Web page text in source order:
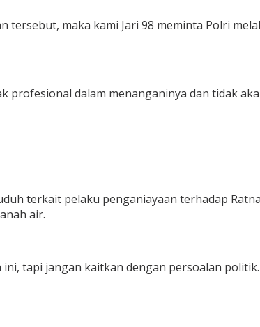
tersebut, maka kami Jari 98 meminta Polri
profesional dalam menanganinya dan tidak
terkait pelaku penganiayaan terhadap
air.
tapi jangan kaitkan dengan persoalan